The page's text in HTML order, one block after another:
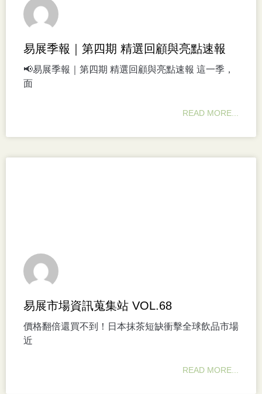
易展季報｜第四期 精選回顧與亮點速報
📢易展季報｜第四期 精選回顧與亮點速報 這一季，
面
READ MORE...
易展市場資訊蒐集站 VOL.68
價格翻倍還買不到！日本抹茶短缺衝擊全球飲品市場
近
READ MORE...